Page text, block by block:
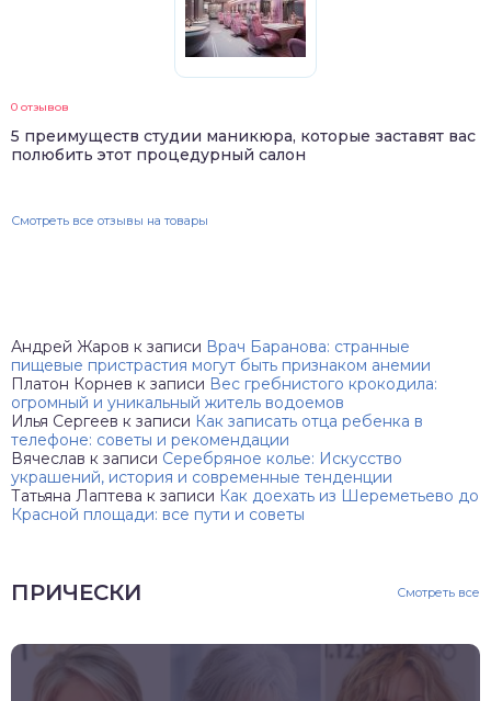
0 отзывов
5 преимуществ студии маникюра, которые заставят вас
полюбить этот процедурный салон
Смотреть все отзывы на товары
Андрей Жаров к записи Врач Баранова: странные
пищевые пристрастия могут быть признаком анемии
Платон Корнев к записи Вес гребнистого крокодила:
огромный и уникальный житель водоемов
Илья Сергеев к записи Как записать отца ребенка в
телефоне: советы и рекомендации
Вячеслав к записи Серебряное колье: Искусство
украшений, история и современные тенденции
Татьяна Лаптева к записи Как доехать из Шереметьево до
Красной площади: все пути и советы
ПРИЧЕСКИ Смотреть все